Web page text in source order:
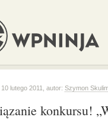
lutego 2011, autor: Szymon
konkursu!